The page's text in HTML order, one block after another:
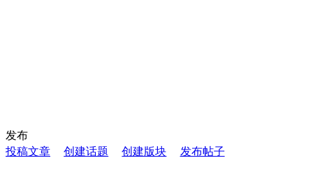
发布
投稿文章
创建话题 创建版块 发布帖子